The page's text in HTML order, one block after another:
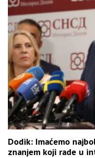
Dodik: Imaćemo
znanjem koji rade u